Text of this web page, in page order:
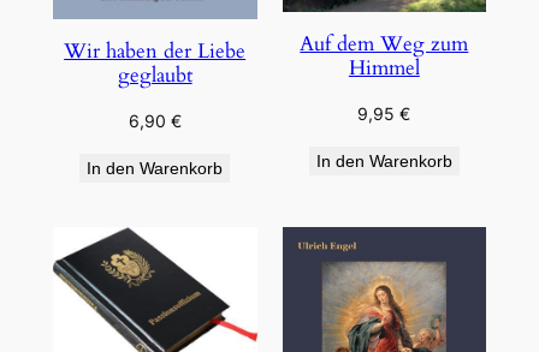
Wir haben der Liebe
geglaubt
6,90 €
In den Warenkorb
Auf dem Weg zum
Himmel
9,95€
In den Warenkorb